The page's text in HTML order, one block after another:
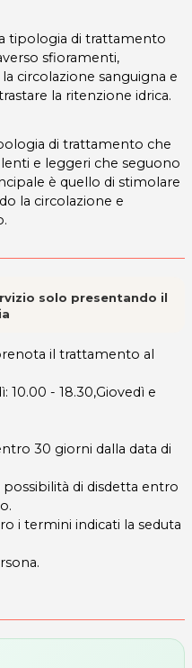
tipologia di trattamento
sfioramenti,
circolazione sanguigna e
la ritenzione idrica.
di trattamento che
e leggeri che seguono
è quello di stimolare
la circolazione e
solo presentando il
il trattamento al
10.00 - 18.30,Giovedì e
30 giorni dalla data di
di disdetta entro
i termini indicati la seduta